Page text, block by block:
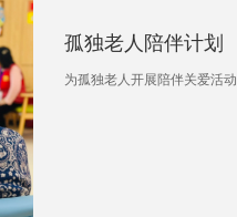
孤独老人陪伴计划
为孤独老人开展陪伴关爱活动